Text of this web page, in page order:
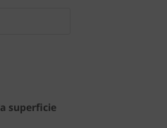
superficie